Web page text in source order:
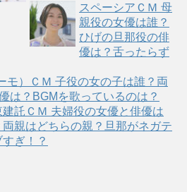
スペーシアＣＭ 母
親役の女優は誰？
ひげの旦那役の俳
優は？舌ったらず
モ）ＣＭ 子役の女の子は誰？両
は？BGMを歌っているのは？
建託ＣＭ 夫婦役の女優と俳優は
両親はどちらの親？旦那がネガテ
すぎ！？